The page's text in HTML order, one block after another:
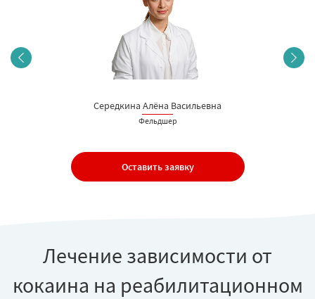
Середкина Алёна Васильевна
Фельдшер
Оставить заявку
Лечение зависимости от
кокаина на реабилитационном